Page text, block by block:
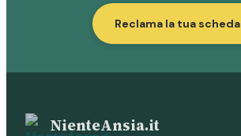
Reclama la tua scheda
NienteAnsia.it